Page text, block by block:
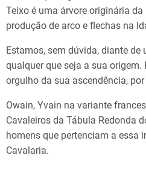
Teixo é uma árvore originária
produção de arco e flechas na
Estamos, sem dúvida, diante
qualquer que seja a sua origem.
orgulho da sua ascendência,
Owain, Yvain na variante
Cavaleiros da Tábula Redonda
homens que pertenciam a essa
Cavalaria.